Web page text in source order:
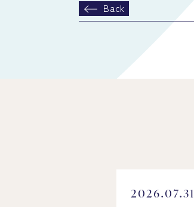
Back
2026.07.31